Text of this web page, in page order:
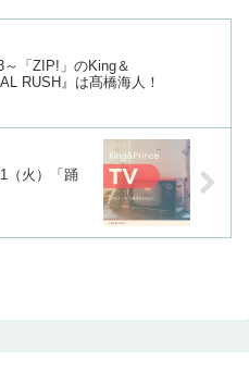
～「ZIP!」のKing＆
RUSH』は髙橋海人！
（火）「踊